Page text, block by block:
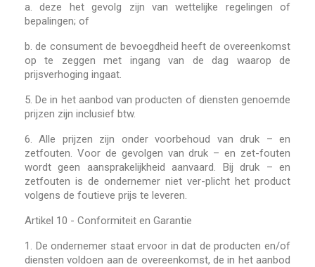
a. deze het gevolg zijn van wettelijke regelingen of
bepalingen; of
b. de consument de bevoegdheid heeft de overeenkomst
op te zeggen met ingang van de dag waarop de
prijsverhoging ingaat.
5. De in het aanbod van producten of diensten genoemde
prijzen zijn inclusief btw.
6. Alle prijzen zijn onder voorbehoud van druk – en
zetfouten. Voor de gevolgen van druk – en zet-fouten
wordt geen aansprakelijkheid aanvaard. Bij druk – en
zetfouten is de ondernemer niet ver-plicht het product
volgens de foutieve prijs te leveren.
Artikel 10 - Conformiteit en Garantie
1. De ondernemer staat ervoor in dat de producten en/of
diensten voldoen aan de overeenkomst, de in het aanbod